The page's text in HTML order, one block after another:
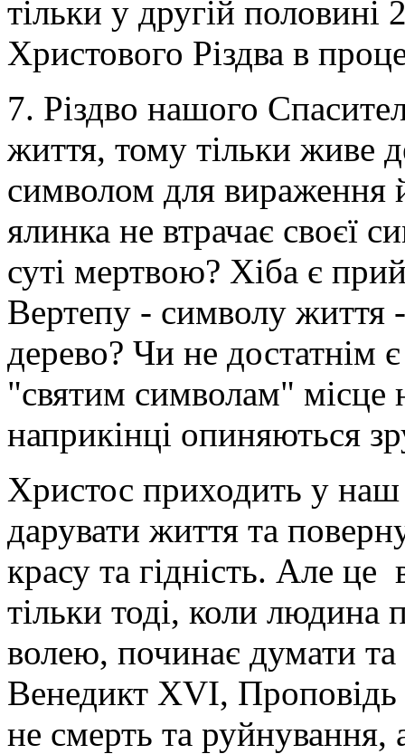
тільки у другій половині
Христового Різдва в
7. Різдво нашого
життя, тому тільки живе
символом для вираження
ялинка не втрачає своєї
суті мертвою? Хіба є
Вертепу - символу життя
дерево? Чи не достатнім
"святим символам" місце
наприкінці опиняються
Христос приходить у наш
дарувати життя та
красу та гідність. Але
тільки тоді, коли людина
волею, починає думати
Венедикт XVI, Проповідь
не смерть та руйнування,